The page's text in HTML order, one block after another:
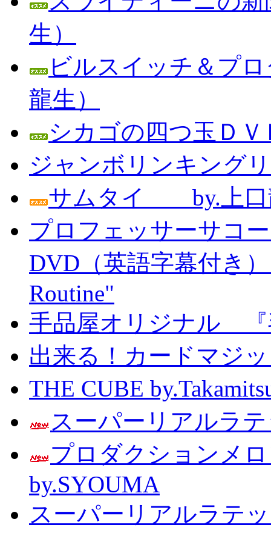
生）
ビルスイッチ＆プ
龍生）
シカゴの四つ玉Ｄ
ジャンボリンキング
サムタイ by.上口
プロフェッサーサコ
DVD（英語字幕付き
Routine"
手品屋オリジナル 『
出来る！カードマジ
THE CUBE
スーパーリアルラ
プロダクションメ
by.SYOUMA
スーパーリアルラテ